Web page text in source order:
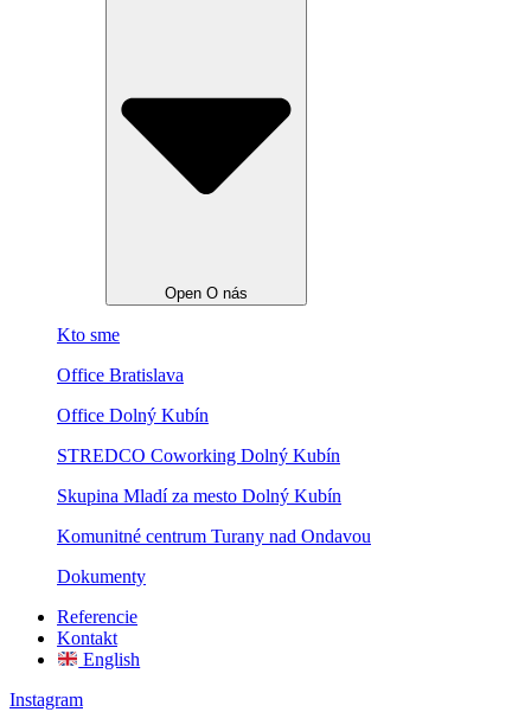
Open O nás
Kto sme
Office Bratislava
Office Dolný Kubín
STREDCO Coworking Dolný Kubín
Skupina Mladí za mesto Dolný Kubín
Komunitné centrum Turany nad Ondavou
Dokumenty
Referencie
Kontakt
English
Instagram